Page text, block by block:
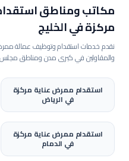
عامل إنشاء طرق
فني رصف
فني عزل مباني
مساعد مساح
مراقب تشطيبات
فني تركيب إنترلوك
فني أسقف مستعارة
فني
صانع خزائن ومطابخ
نجار تشطيبات
سباك صحي
فني تكييف وتبريد
مكاتب ومناطق
مركزةفي الخليج
نقدم خدمات استقدام وتوظيف عمالة
والمقاولين في كبرى مدن ومناطق مجلس
استقدام ممرض عناية مركزة
في الرياض
استقدام ممرض عناية مركزة
في الدمام